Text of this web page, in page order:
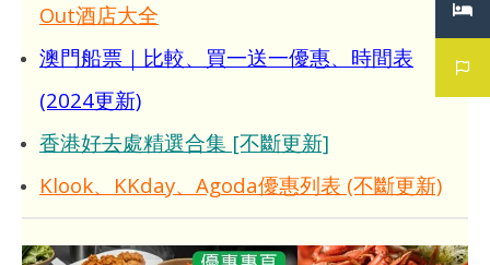
Out酒店大全
澳門船票｜比較、買一送一優惠、時間表
(2024更新)
香港好去處精選合集 [不斷更新]
Klook、KKday、Agoda優惠列表 (不斷更新)